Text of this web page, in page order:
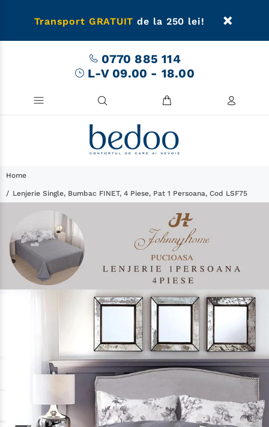
Transport GRATUIT de la 250 lei!
0770 885 114
L-V 09.00 - 18.00
Home
Lenjerie Single, Bumbac FINET, 4 Piese, Pat 1 Persoana, Cod LSF75